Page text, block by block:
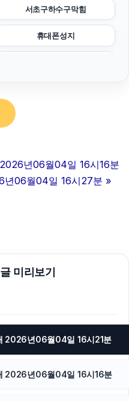
서초구하수구막힘
휴대폰성지
동작하수구막힘
광교피부과
불륜증거
마포하수구막힘
광고대행사
년06월04일 16시16분
년06월04일 16시27분 »
미리보기
2026년06월04일 16시21분
2026년06월04일 16시16분